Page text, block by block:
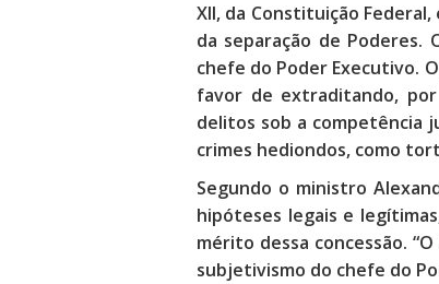
XII, da Constituição
da separação de
chefe do Poder Executivo.
favor de extraditando,
delitos sob a competência
crimes hediondos, como
Segundo o ministro
hipóteses legais e
mérito dessa concessão.
subjetivismo do chefe do